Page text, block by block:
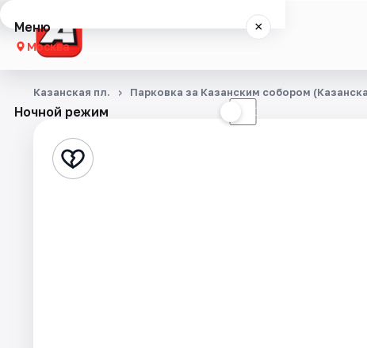
Меню ×
Москва
Концерты
Города
Площадки
Ночной режим ☾
Казанская пл. Парковка за Казанским собором